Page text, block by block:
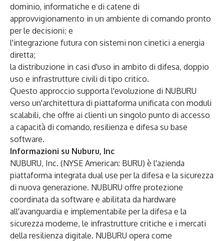
dominio, informatiche e di catene di
approvvigionamento in un ambiente di comando pronto
per le decisioni; e
l'integrazione futura con sistemi non cinetici a energia
diretta;
la distribuzione in casi d'uso in ambito di difesa, doppio
uso e infrastrutture civili di tipo critico.
Questo approccio supporta l'evoluzione di NUBURU
verso un'architettura di piattaforma unificata con moduli
scalabili, che offre ai clienti un singolo punto di accesso
a capacità di comando, resilienza e difesa su base
software.
Informazioni su Nuburu, Inc
NUBURU, Inc. (NYSE American: BURU) è l'azienda
piattaforma integrata dual use per la difesa e la sicurezza
di nuova generazione. NUBURU offre protezione
coordinata da software e abilitata da hardware
all'avanguardia e implementabile per la difesa e la
sicurezza moderne, le infrastrutture critiche e i mercati
della resilienza digitale. NUBURU opera come